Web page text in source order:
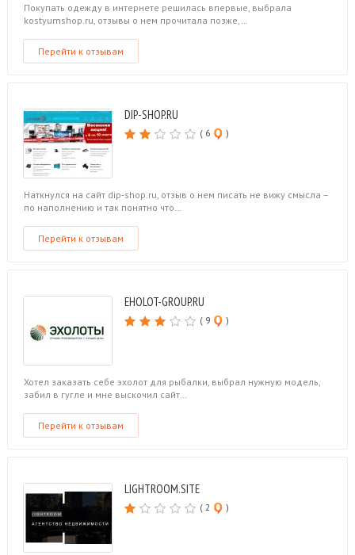
Покупать одежду в интернете решилась впервые, выбрала
kostyumshop.ru, отзывы о нем прочитала позже,…
Перейти к отзывам
DIP-SHOP.RU
( 6 )
Наткнулся на сайт dip-shop.ru, отзыв о нем писать не вижу смысла –
по наполнению и так понятно что…
Перейти к отзывам
EHOLOT-GROUP.RU
( 9 )
Хотел заказать себе эхолот для рыбалки, выбрал нужную модель,
забил в гугле и мне выскочил сайт…
Перейти к отзывам
LIGHTROOM.SITE
( 2 )